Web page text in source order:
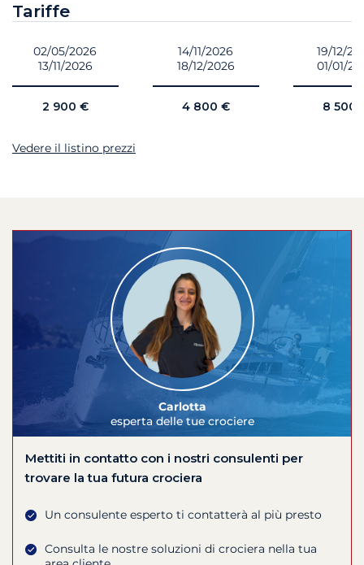
Tariffe
02/05/2026
13/11/2026
2 900 €
14/11/2026
18/12/2026
4 800 €
19/12/
01/01/
8 500
Vedere il listino prezzi
Carlotta
esperta delle tue crociere
Mettiti in contatto con i nostri consulenti per
trovare la tua futura crociera
Un consulente esperto ti contatterà al più presto
Consulta le nostre soluzioni di crociera nella tua